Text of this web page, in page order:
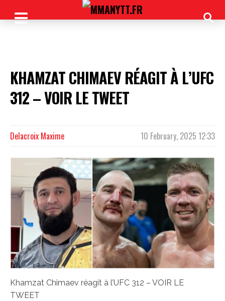
KHAMZAT CHIMAEV RÉAGIT À L’UFC
312 – VOIR LE TWEET
10 February, 2025 12:33
Delacroix Maxime
Khamzat Chimaev réagit à l’UFC 312 – VOIR LE
TWEET